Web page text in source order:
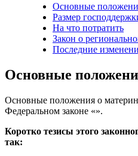
Основные
Размер
На что потратить
Закон о
Последние
Основные
Основные положения о
Федеральном законе «».
Коротко тезисы этого
так: